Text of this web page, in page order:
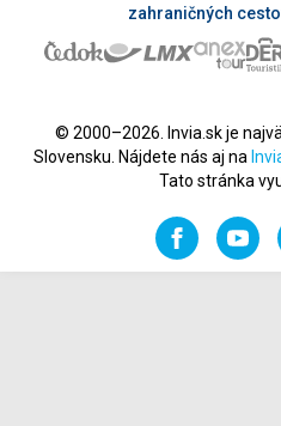
zahraničných
© 2000–2026. Invia.sk je
Slovensku. Nájdete nás aj na
Tato stránka
Facebook